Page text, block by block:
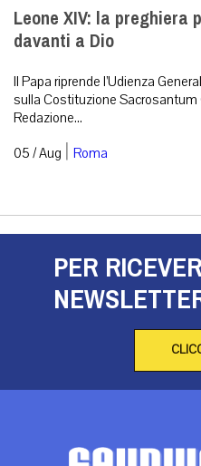
Leone XIV: la
davanti a Dio
Il Papa riprende l’Udienza
sulla Costituzione Sacrosantum
Redazione...
05 / Aug | Roma
PER